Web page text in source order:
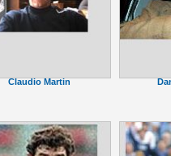
Claudio Martin